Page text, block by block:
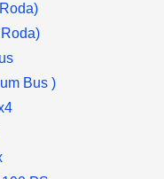
Bus )